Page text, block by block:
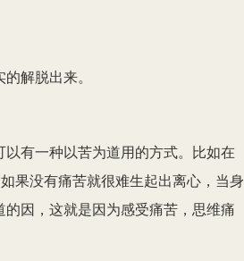
解脱出来。
有一种以苦为道用的方式。比如在
果没有痛苦就很难生起出离心，当身
因，这就是因为感受痛苦，思维痛